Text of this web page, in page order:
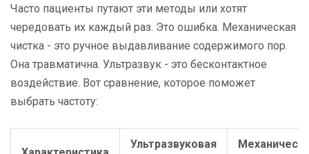
Часто пациенты путают эти методы или хотят
чередовать их каждый раз. Это ошибка. Механическая
чистка - это ручное выдавливание содержимого пор.
Она травматична. Ультразвук - это бесконтактное
воздействие. Вот сравнение, которое поможет
выбрать частоту:
Ультразвуковая